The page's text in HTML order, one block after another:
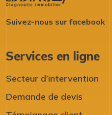
Suivez-nous sur facebook
Services en ligne
Secteur d’intervention
Demande de devis